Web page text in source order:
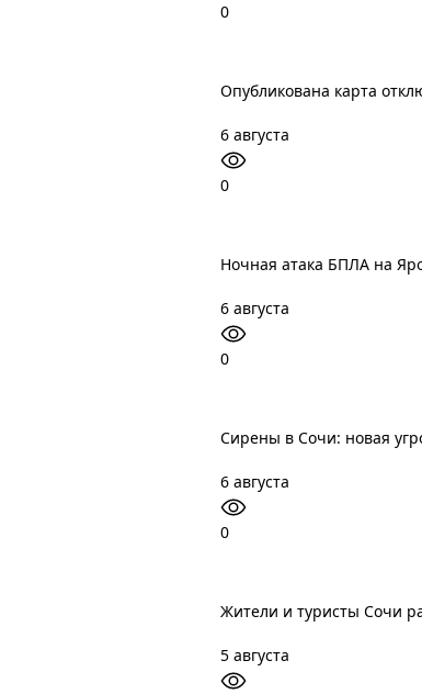
0
Опубликована карта
6 августа
0
Ночная атака БПЛА на
6 августа
0
Сирены в Сочи: новая
6 августа
0
Жители и туристы Сочи
5 августа